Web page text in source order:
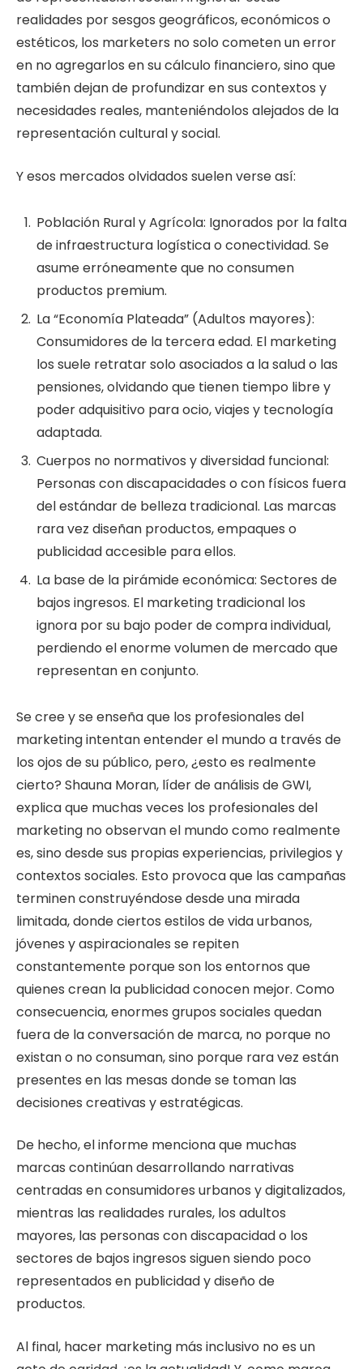
realidades por sesgos geográficos, económicos o
estéticos, los marketers no solo cometen un error
en no agregarlos en su cálculo financiero, sino que
también dejan de profundizar en sus contextos y
necesidades reales, manteniéndolos alejados de la
representación cultural y social.
Y esos mercados olvidados suelen verse así:
Población Rural y Agrícola: Ignorados por la falta
de infraestructura logística o conectividad. Se
asume erróneamente que no consumen
productos premium.
La “Economía Plateada” (Adultos mayores):
Consumidores de la tercera edad. El marketing
los suele retratar solo asociados a la salud o las
pensiones, olvidando que tienen tiempo libre y
poder adquisitivo para ocio, viajes y tecnología
adaptada.
Cuerpos no normativos y diversidad funcional:
Personas con discapacidades o con físicos fuera
del estándar de belleza tradicional. Las marcas
rara vez diseñan productos, empaques o
publicidad accesible para ellos.
La base de la pirámide económica: Sectores de
bajos ingresos. El marketing tradicional los
ignora por su bajo poder de compra individual,
perdiendo el enorme volumen de mercado que
representan en conjunto.
Se cree y se enseña que los profesionales del
marketing intentan entender el mundo a través de
los ojos de su público, pero, ¿esto es realmente
cierto? Shauna Moran, líder de análisis de GWI,
explica que muchas veces los profesionales del
marketing no observan el mundo como realmente
es, sino desde sus propias experiencias, privilegios y
contextos sociales. Esto provoca que las campañas
terminen construyéndose desde una mirada
limitada, donde ciertos estilos de vida urbanos,
jóvenes y aspiracionales se repiten
constantemente porque son los entornos que
quienes crean la publicidad conocen mejor. Como
consecuencia, enormes grupos sociales quedan
fuera de la conversación de marca, no porque no
existan o no consuman, sino porque rara vez están
presentes en las mesas donde se toman las
decisiones creativas y estratégicas.
De hecho, el informe menciona que muchas
marcas continúan desarrollando narrativas
centradas en consumidores urbanos y digitalizados,
mientras las realidades rurales, los adultos
mayores, las personas con discapacidad o los
sectores de bajos ingresos siguen siendo poco
representados en publicidad y diseño de
productos.
Al final, hacer marketing más inclusivo no es un